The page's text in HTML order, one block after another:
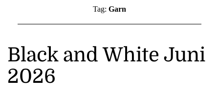
Tag: Garn
Black and White Juni
2026